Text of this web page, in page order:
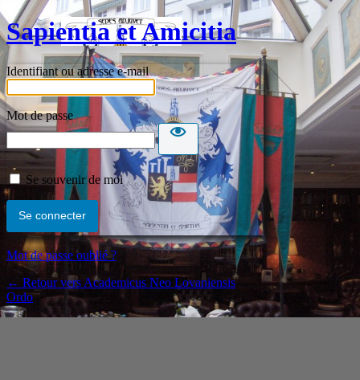
Sapientia et Amicitia
Identifiant ou adresse e-mail
Mot de passe
Se souvenir de moi
Mot de passe oublié ?
← Retour vers Academicus Neo Lovaniensis
Ordo